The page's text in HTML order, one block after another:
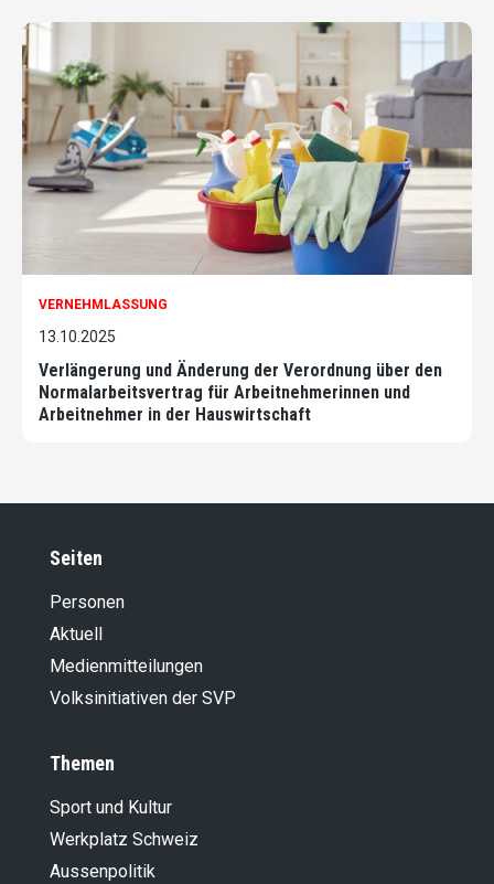
VERNEHMLASSUNG
13.10.2025
Verlängerung und Änderung der Verordnung über den
Normalarbeitsvertrag für Arbeitnehmerinnen und
Arbeitnehmer in der Hauswirtschaft
Seiten
Personen
Aktuell
Medienmitteilungen
Volksinitiativen der SVP
Themen
Sport und Kultur
Werkplatz Schweiz
Aussenpolitik